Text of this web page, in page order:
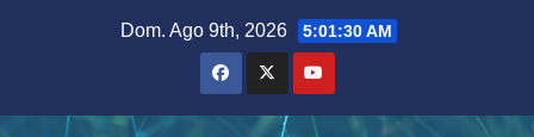
Dom. Ago 9th, 2026 5:01:32 AM